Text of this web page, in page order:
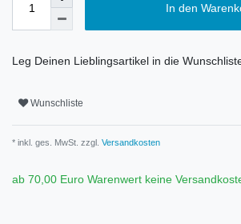
In den
Leg Deinen Lieblingsartikel in die
Wunschliste
* inkl. ges. MwSt. zzgl. Versandkosten
ab 70,00 Euro Warenwert keine